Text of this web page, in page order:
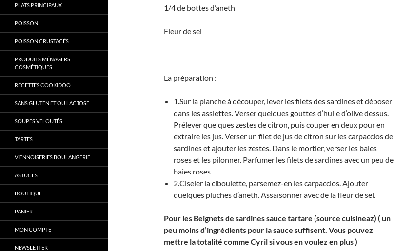
1/4 de bottes d’aneth
Fleur de sel
La préparation :
1.Sur la planche à découper, lever les filets des sardines et déposer
dans les assiettes. Verser quelques gouttes d’huile d’olive dessus.
Prélever quelques zestes de citron, puis couper en deux pour en
extraire les jus. Verser un filet de jus de citron sur les carpaccios de
sardines et ajouter les zestes. Dans le mortier, verser les baies
roses et les pilonner. Parfumer les filets de sardines avec un peu de
baies roses.
2.Ciseler la ciboulette, parsemez-en les carpaccios. Ajouter
quelques pluches d’aneth. Assaisonner avec de la fleur de sel.
Pour les Beignets de sardines sauce tartare (source cuisineaz) ( un
peu moins d’ingrédients pour la sauce suffisent. Vous pouvez
mettre la totalité comme Cyril si vous en voulez en plus )
PLATS PRINCIPAUX
POISSON
POISSON CRUSTACÉS
PRODUITS MÉNAGERS
COSMÉTIQUES
RECETTES COOKIDOO
SANS GLUTEN ET OU LACTOSE
SOUPES VELOUTÉS
TARTES
VIENNOISERIES BOULANGERIE
ASTUCES
BOUTIQUE
PANIER
MON COMPTE
NEWSLETTER